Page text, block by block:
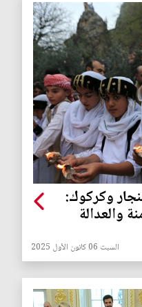
وكركوك:
والعدالة
السبت 06 كانون الأول 2025